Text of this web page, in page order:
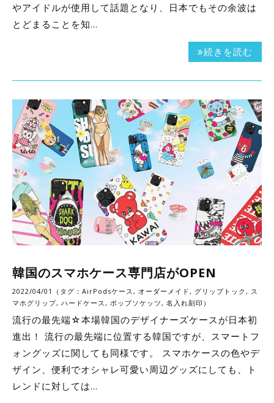
やアイドルが使用して話題となり、日本でもその余波は
とどまることを知…
続きを読む
韓国のスマホケース専門店がOPEN
2022/04/01（タグ： AirPodsケース, オーダーメイド, グリップトック , ス
マホグリップ, ハードケース, ポップソケッツ, 名入れ刻印 ）
流行の最先端☆本場韓国のデザイナーズケースが日本初
進出！ 流行の最先端に位置する韓国ですが、スマートフ
ォングッズに関しても同様です。 スマホケースの色やデ
ザイン、便利でオシャレ可愛い周辺グッズにしても、ト
レンドに対しては…